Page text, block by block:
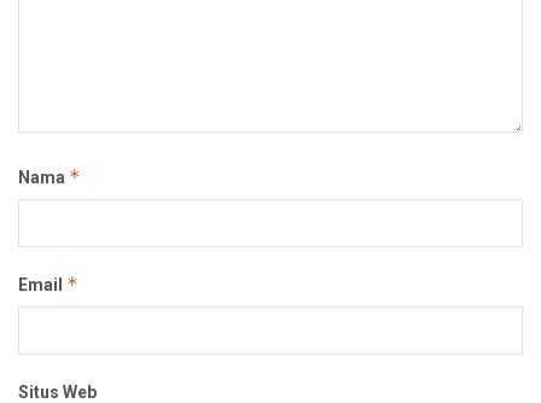
Nama *
Email *
Situs Web